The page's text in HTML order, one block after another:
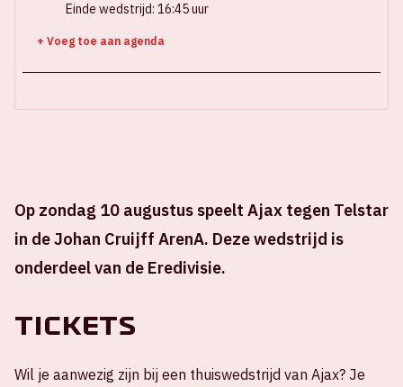
Op zondag 10 augustus speelt Ajax tegen Telstar
in de Johan Cruijff ArenA. Deze wedstrijd is
onderdeel van de Eredivisie.
Tickets
Wil je aanwezig zijn bij een thuiswedstrijd van Ajax? Je
Einde wedstrijd: 16:45 uur
+ Voeg toe aan agenda